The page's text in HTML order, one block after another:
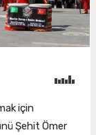
için
Şehit Ömer